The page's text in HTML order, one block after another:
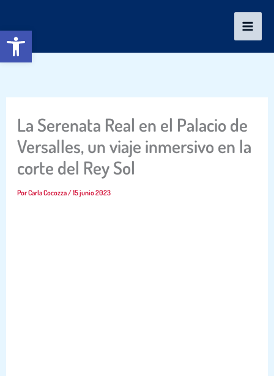
Abrir barra de herramientas
contenido
La Serenata Real en el Palacio de
Versalles, un viaje inmersivo en la
corte del Rey Sol
PorCarla Cocozza/15 junio 2023